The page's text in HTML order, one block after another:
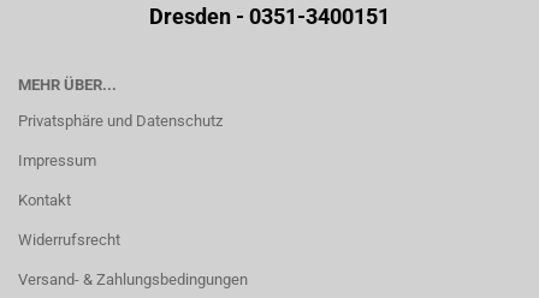
Dresden - 0351-3400151
MEHR ÜBER...
Privatsphäre und Datenschutz
Impressum
Kontakt
Widerrufsrecht
Versand- & Zahlungsbedingungen